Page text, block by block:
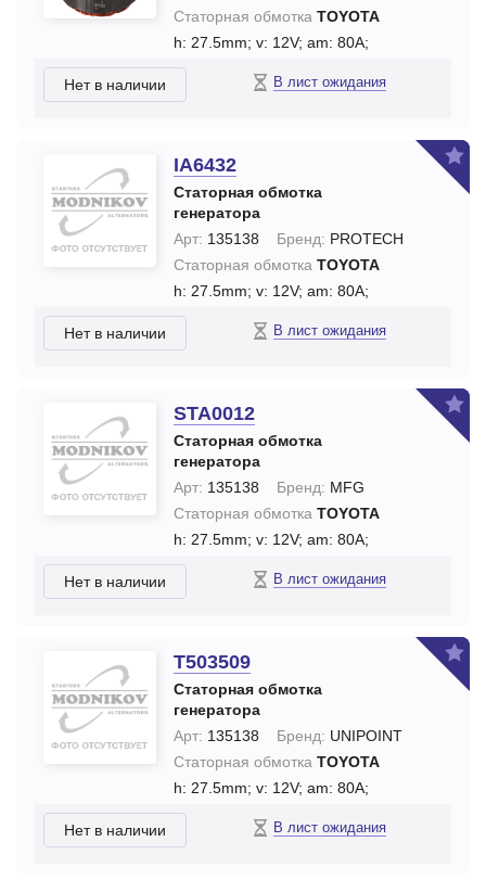
Статорная обмотка TOYOTA
h: 27.5mm; v: 12V; am: 80A;
Нет в наличии В лист ожидания
IA6432
Статорная обмотка
генератора
Арт: 135138 Бренд: PROTECH
Статорная обмотка TOYOTA
h: 27.5mm; v: 12V; am: 80A;
Нет в наличии В лист ожидания
STA0012
Статорная обмотка
генератора
Арт: 135138 Бренд: MFG
Статорная обмотка TOYOTA
h: 27.5mm; v: 12V; am: 80A;
Нет в наличии В лист ожидания
T503509
Статорная обмотка
генератора
Арт: 135138 Бренд: UNIPOINT
Статорная обмотка TOYOTA
h: 27.5mm; v: 12V; am: 80A;
Нет в наличии В лист ожидания